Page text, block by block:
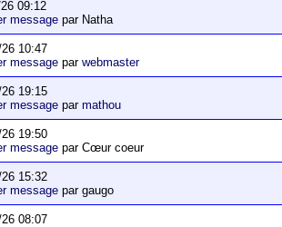
09:12
message par Natha
10:47
message parwebmaster
19:15
message parmathou
19:50
message par Cœur coeur
15:32
message par gaugo
08:07